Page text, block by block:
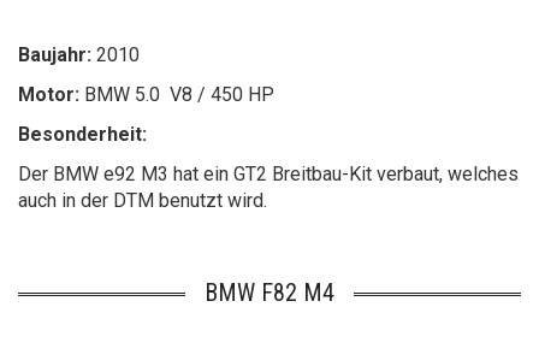
Baujahr: 2010
Motor: BMW 5.0 V8 / 450 HP
Besonderheit:
Der BMW e92 M3 hat ein GT2 Breitbau-Kit verbaut, welches
auch in der DTM benutzt wird.
BMW F82 M4